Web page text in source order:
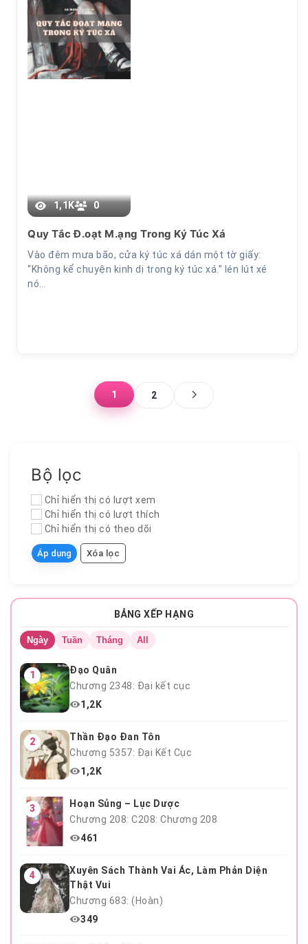
1,1K 0
Quy Tắc Đ.oạt M.ạng Trong Ký Túc Xá
Vào đêm mưa bão, cửa ký túc xá dán một tờ giấy:
“Không kể chuyện kinh dị trong ký túc xá.” lén lút xé
nó…
Chương 13
1 2
Bộ lọc
Chỉ hiển thị có lượt xem
Chỉ hiển thị có lượt thích
Chỉ hiển thị có theo dõi
Áp dụng Xóa lọc
BẢNG XẾP HẠNG
Ngày Tuần Tháng All
1
Đạo Quân
Chương 2348: Đại kết cục
1,2K
2
Thần Đạo Đan Tôn
Chương 5357: Đại Kết Cục
1,2K
3
Hoạn Sủng – Lục Dược
Chương 208: C208: Chương 208
461
4
Xuyên Sách Thành Vai Ác, Làm Phản Diện
Thật Vui
Chương 683: (Hoàn)
349